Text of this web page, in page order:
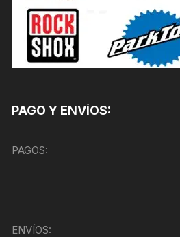
PAGO Y ENVÍOS:
PAGOS:
ENVÍOS: